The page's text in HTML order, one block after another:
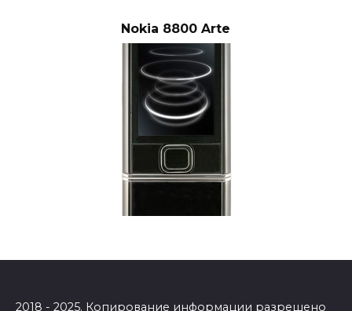
Nokia 8800 Arte
2018 - 2025. Копирование информации разрешено